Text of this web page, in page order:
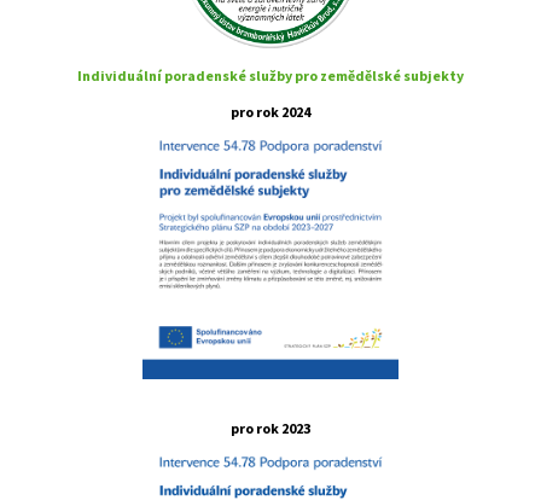
Individuální poradenské služby pro zemědělské subjekty
pro rok 2024
pro rok 2023